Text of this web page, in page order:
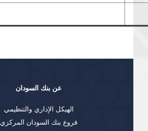
عن بنك السودان
الهيكل الإداري والتنظيمي
فروع بنك السودان المركزي